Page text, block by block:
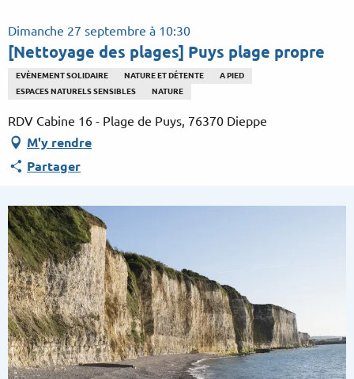
au
contenu
Dimanche 27 septembre à 10:30
[Nettoyage des plages] Puys plage propre
EVÈNEMENT SOLIDAIRE NATURE ET DÉTENTE
A PIED
ESPACES NATURELS SENSIBLES
NATURE
RDV Cabine 16 - Plage de Puys, 76370 Dieppe
M'y rendre
Partager